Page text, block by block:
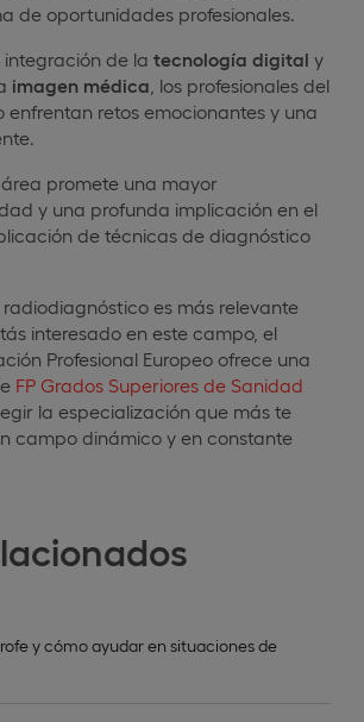
y cómo ayudar en situaciones de
de oportunidades profesionales.
de la tecnología digital y
imagen médica , los profesionales del
enfrentan retos emocionantes y una
promete una mayor
y una profunda implicación en el
de técnicas de diagnóstico
es más relevante
interesado en este campo, el
Profesional Europeo ofrece una
FP Grados Superiores de Sanidad
la especialización que más te
campo dinámico y en constante